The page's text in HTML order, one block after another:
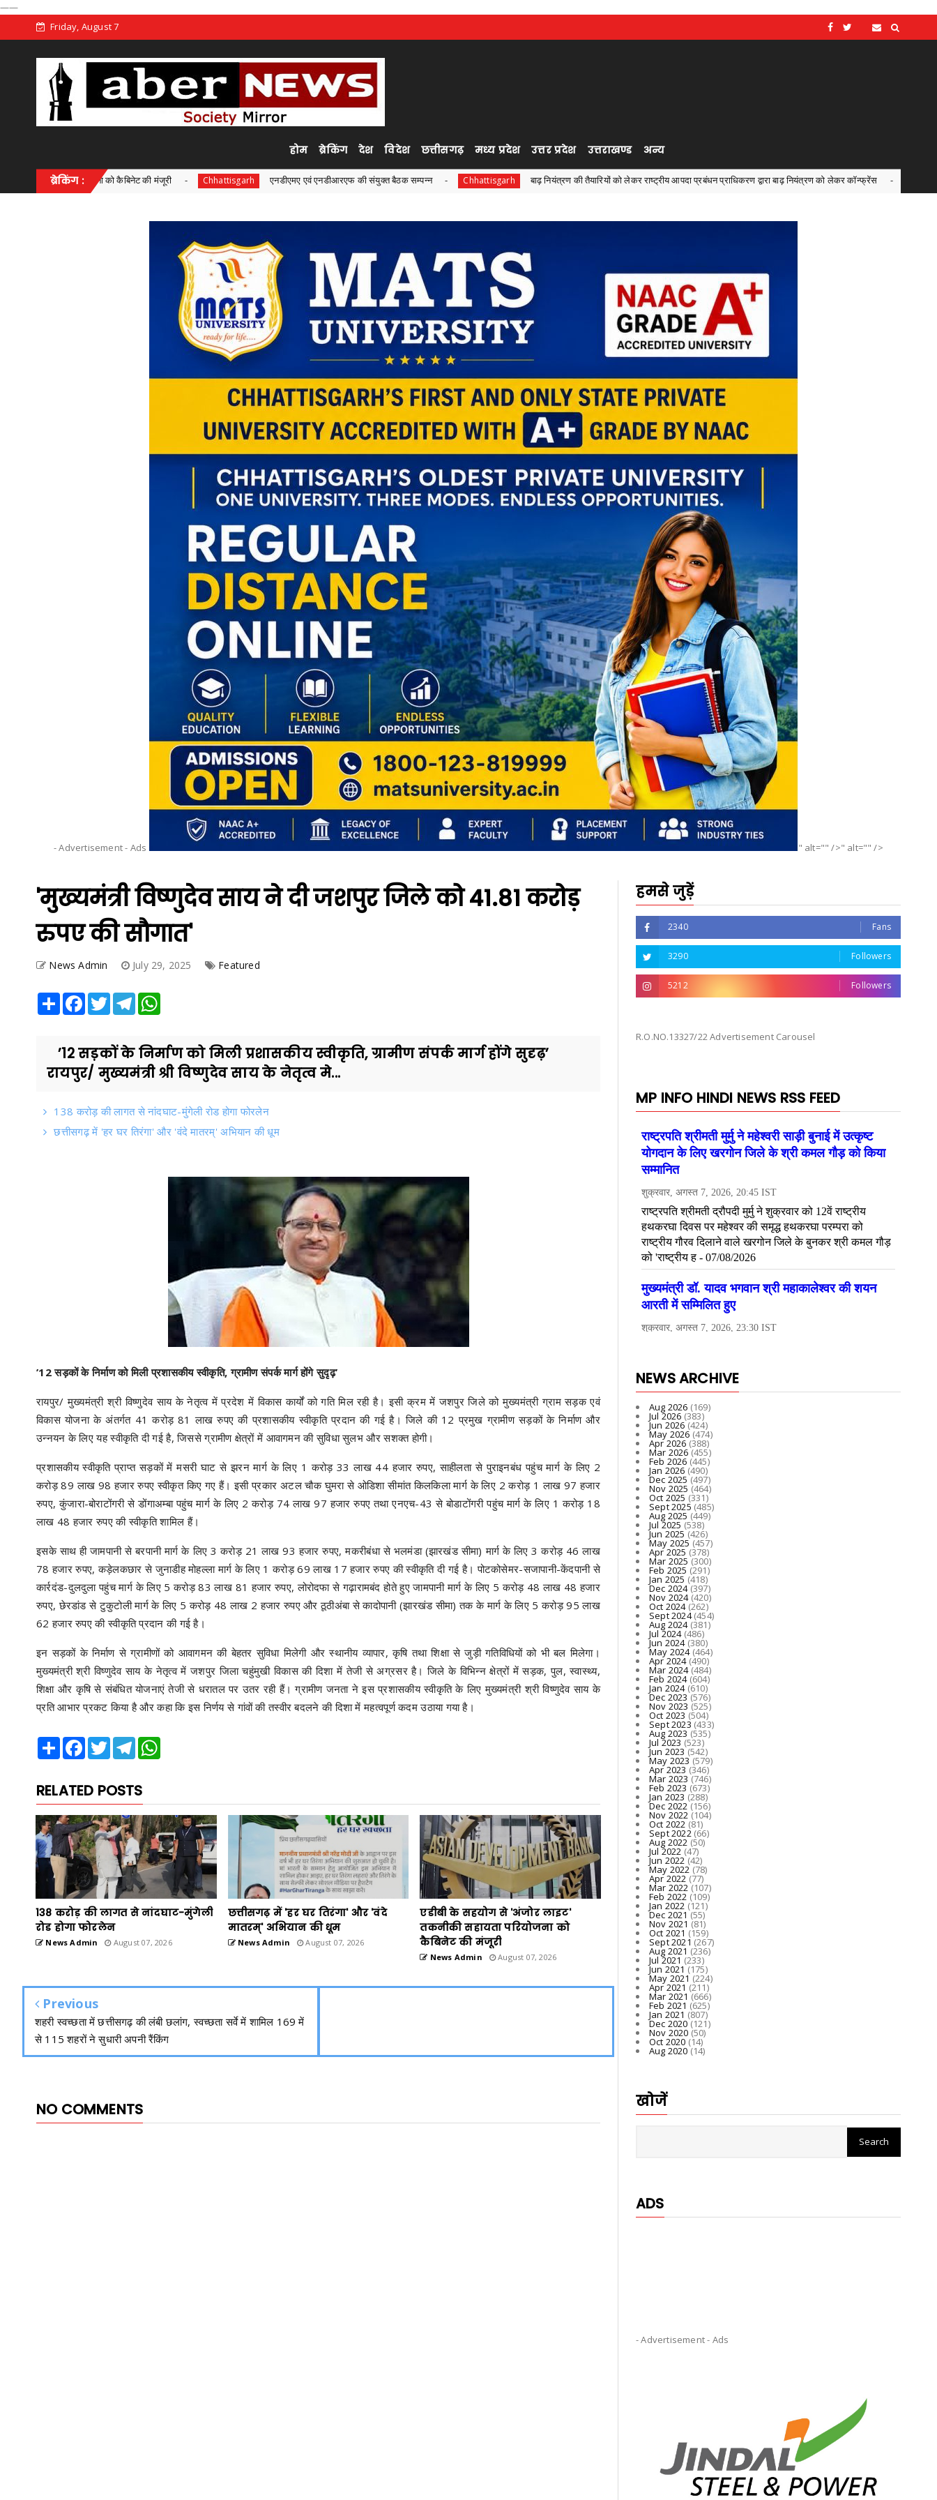
——
Friday, August 7
होम ब्रेकिंग देश विदेश छत्तीसगढ़ मध्य प्रदेश उत्तर प्रदेश उत्तराखण्ड अन्य
ब्रेकिंग :
को कैबिनेट की मंजूरी Chhattisgarh एनडीएमए एवं एनडीआरएफ की संयुक्त बैठक सम्पन्न Chhattisgarh बाढ़ नियंत्रण की तैयारियों को लेकर राष्ट्रीय आपदा प्रबंधन प्राधिकरण द्वारा बाढ़ नियंत्रण को लेकर कॉन्फ्रेंस Chhattisgarh
- Advertisement - Ads " alt="" />" alt="" />
'मुख्यमंत्री विष्णुदेव साय ने दी जशपुर जिले को 41.81 करोड़
रुपए की सौगात'
News Admin July 29, 2025 Featured
Share Facebook
TwitterTelegram
’12 सड़कों के निर्माण को मिली प्रशासकीय स्वीकृति, ग्रामीण संपर्क मार्ग होंगे सुदृढ़’
रायपुर/ मुख्यमंत्री श्री विष्णुदेव साय के नेतृत्व मे...
138 करोड़ की लागत से नांदघाट-मुंगेली रोड होगा फोरलेन
छत्तीसगढ़ में 'हर घर तिरंगा' और 'वंदे मातरम्' अभियान की धूम
’12 सड़कों के निर्माण को मिली प्रशासकीय स्वीकृति, ग्रामीण संपर्क मार्ग होंगे सुदृढ़’
रायपुर/ मुख्यमंत्री श्री विष्णुदेव साय के नेतृत्व में प्रदेश में विकास कार्यों को गति मिल रही है। इसी क्रम में जशपुर जिले को मुख्यमंत्री ग्राम सड़क एवं
विकास योजना के अंतर्गत 41 करोड़ 81 लाख रुपए की प्रशासकीय स्वीकृति प्रदान की गई है। जिले की 12 प्रमुख ग्रामीण सड़कों के निर्माण और
उन्नयन के लिए यह स्वीकृति दी गई है, जिससे ग्रामीण क्षेत्रों में आवागमन की सुविधा सुलभ और सशक्त होगी।
प्रशासकीय स्वीकृति प्राप्त सड़कों में मसरी घाट से झरन मार्ग के लिए 1 करोड़ 33 लाख 44 हजार रुपए, साहीलता से पुराइनबंध पहुंच मार्ग के लिए 2
करोड़ 89 लाख 98 हजार रुपए स्वीकृत किए गए हैं। इसी प्रकार अटल चौक घुमरा से ओडिशा सीमांत किलकिला मार्ग के लिए 2 करोड़ 1 लाख 97 हजार
रुपए, कुंजारा-बोराटोंगरी से डोंगाअम्बा पहुंच मार्ग के लिए 2 करोड़ 74 लाख 97 हजार रुपए तथा एनएच-43 से बोडाटोंगरी पहुंच मार्ग के लिए 1 करोड़ 18
लाख 48 हजार रुपए की स्वीकृति शामिल हैं।
इसके साथ ही जामपानी से बरपानी मार्ग के लिए 3 करोड़ 21 लाख 93 हजार रुपए, मकरीबंधा से भलमंडा (झारखंड सीमा) मार्ग के लिए 3 करोड़ 46 लाख
78 हजार रुपए, कड़ेलकछार से जुनाडीह मोहल्ला मार्ग के लिए 1 करोड़ 69 लाख 17 हजार रुपए की स्वीकृति दी गई है। पोटकोसेमर-सजापानी-केंदपानी से
कार्रदंड-दुलदुला पहुंच मार्ग के लिए 5 करोड़ 83 लाख 81 हजार रुपए, लोरोदफा से गढ़ारामबंद होते हुए जामपानी मार्ग के लिए 5 करोड़ 48 लाख 48 हजार
रुपए, छेरडांड से टुकुटोली मार्ग के लिए 5 करोड़ 48 लाख 2 हजार रुपए और ठूठीअंबा से कादोपानी (झारखंड सीमा) तक के मार्ग के लिए 5 करोड़ 95 लाख
62 हजार रुपए की स्वीकृति प्रदान की गई है।
इन सड़कों के निर्माण से ग्रामीणों को आवागमन की बेहतर सुविधा मिलेगी और स्थानीय व्यापार, कृषि तथा शिक्षा से जुड़ी गतिविधियों को भी बल मिलेगा।
मुख्यमंत्री श्री विष्णुदेव साय के नेतृत्व में जशपुर जिला चहुंमुखी विकास की दिशा में तेजी से अग्रसर है। जिले के विभिन्न क्षेत्रों में सड़क, पुल, स्वास्थ्य,
शिक्षा और कृषि से संबंधित योजनाएं तेजी से धरातल पर उतर रही हैं। ग्रामीण जनता ने इस प्रशासकीय स्वीकृति के लिए मुख्यमंत्री श्री विष्णुदेव साय के
प्रति आभार प्रकट किया है और कहा कि इस निर्णय से गांवों की तस्वीर बदलने की दिशा में महत्वपूर्ण कदम उठाया गया है।
Share Facebook
TwitterTelegram
RELATED POSTS
138 करोड़ की लागत से नांदघाट-मुंगेली
रोड होगा फोरलेन
News Admin August 07, 2026
छत्तीसगढ़ में 'हर घर तिरंगा' और 'वंदे
मातरम्' अभियान की धूम
News Admin August 07, 2026
एडीबी के सहयोग से 'अंजोर लाइट'
तकनीकी सहायता परियोजना को
कैबिनेट की मंजूरी
News Admin August 07, 2026
Previous
शहरी स्वच्छता में छत्तीसगढ़ की लंबी छलांग, स्वच्छता सर्वे में शामिल 169 में
से 115 शहरों ने सुधारी अपनी रैंकिंग
NO COMMENTS
हमसे जुड़ें
2340 Fans
3290 Followers
5212 Followers
R.O.NO.13327/22 Advertisement Carousel
MP INFO HINDI NEWS RSS FEED
NEWS ARCHIVE
Aug 2026 (169)
Jul 2026 (383)
Jun 2026(424)
May 2026(474)
Apr 2026 (388)
Mar 2026(455)
Feb 2026 (445)
Jan 2026 (490)
Dec 2025(497)
Nov 2025 (464)
Oct 2025 (331)
Sept 2025 (485)
Aug 2025 (449)
Jul 2025 (538)
Jun 2025(426)
May 2025(457)
Apr 2025 (378)
Mar 2025 (300)
Feb 2025 (291)
Jan 2025 (418)
Dec 2024(397)
Nov 2024(420)
Oct 2024(262)
Sept 2024(454)
Aug 2024(381)
Jul 2024(486)
Jun 2024(380)
May 2024(464)
Apr 2024(490)
Mar 2024(484)
Feb 2024(604)
Jan 2024(610)
Dec 2023(576)
Nov 2023 (525)
Oct 2023 (504)
Sept 2023 (433)
Aug 2023 (535)
Jul 2023 (523)
Jun 2023(542)
May 2023(579)
Apr 2023 (346)
Mar 2023 (746)
Feb 2023 (673)
Jan 2023 (288)
Dec 2022(156)
Nov 2022 (104)
Oct 2022 (81)
Sept 2022(66)
Aug 2022 (50)
Jul 2022 (47)
Jun 2022(42)
May 2022(78)
Apr 2022 (77)
Mar 2022(107)
Feb 2022 (109)
Jan 2022 (121)
Dec 2021 (55)
Nov 2021 (81)
Oct 2021 (159)
Sept 2021 (267)
Aug 2021 (236)
Jul 2021 (233)
Jun 2021(175)
May 2021(224)
Apr 2021 (211)
Mar 2021 (666)
Feb 2021 (625)
Jan 2021 (807)
Dec 2020(121)
Nov 2020 (50)
Oct 2020 (14)
Aug 2020(14)
खोजें
ADS
- Advertisement - Ads